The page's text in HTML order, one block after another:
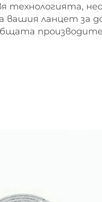
технологията,
вашия ланцет за